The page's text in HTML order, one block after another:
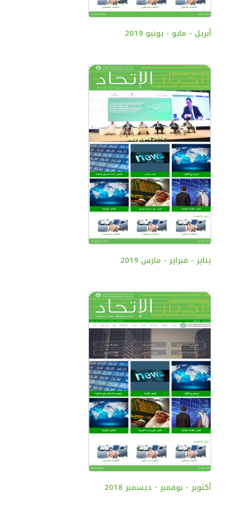
أبريل - مايو - يونيو 2019
يناير - فبراير - مارس 2019
أكتوبر - نوفمبر - ديسمبر 2018